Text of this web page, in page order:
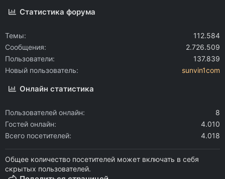
Статистика форума
Темы
112.584
Сообщения
2.726.509
Пользователи
137.839
Новый пользователь
sunvin1com
Онлайн статистика
Пользователей онлайн
8
Гостей онлайн
4.010
Всего посетителей
4.018
Общее количество посетителей может включать в себя
скрытых пользователей.